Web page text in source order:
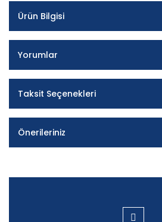
Ürün Bilgisi
Yorumlar
Taksit Seçenekleri
Önerileriniz